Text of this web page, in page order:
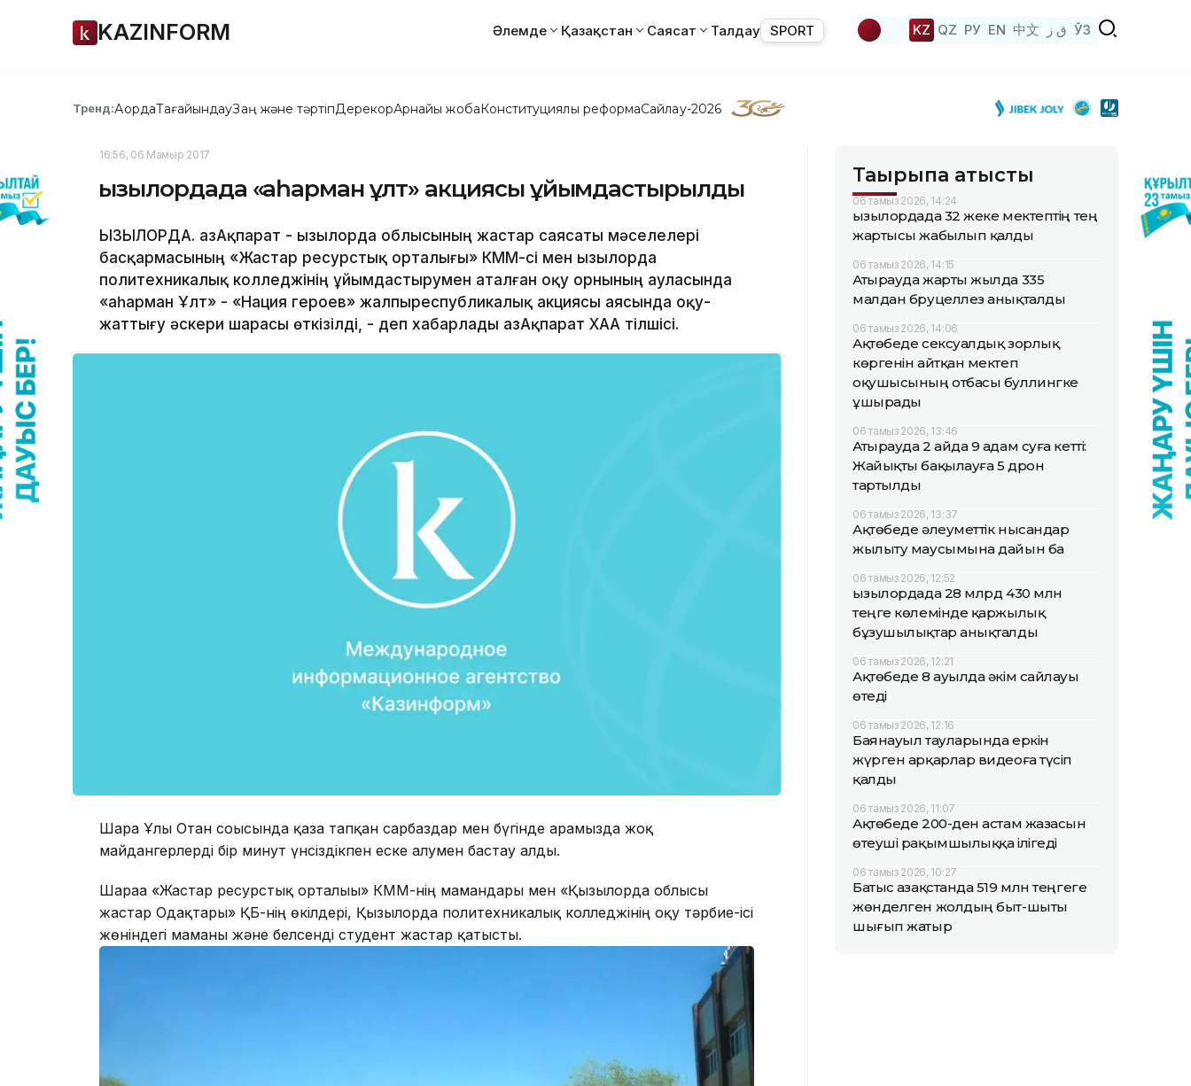
KAZINFORM Әлемде Қазақстан Саясат Талдау SPORT KZ QZ РУ EN 中文 ق ز ЎЗ
Тренд:АқордаТағайындауЗаң және тәртіпДерекқорАрнайы жобаКонституциялық реформаСайлау-2026
16:56, 06 Мамыр 2017
Қызылордада «Қаһарман ұлт» акциясы ұйымдастырылды
ҚЫЗЫЛОРДА. ҚазАқпарат - Қызылорда облысының жастар саясаты мәселелері
басқармасының «Жастар ресурстық орталығы» КММ-сі мен Қызылорда
политехникалық колледжінің ұйымдастырумен аталған оқу орнының ауласында
«Қаһарман Ұлт» - «Нация героев» жалпыреспубликалық акциясы аясында оқу-
жаттығу әскери шарасы өткізілді, - деп хабарлады ҚазАқпарат ХАА тілшісі.
Шара Ұлы Отан соғысында қаза тапқан сарбаздар мен бүгінде арамызда жоқ
майдангерлерді бір минут үнсіздікпен еске алумен бастау алды.
Шараға «Жастар ресурстық орталығы» КММ-нің мамандары мен «Қызылорда облысы
жастар Одақтары» ҚБ-нің өкілдері, Қызылорда политехникалық колледжінің оқу тәрбие-ісі
жөніндегі маманы және белсенді студент жастар қатысты.
Тақырыпқа қатысты
06 тамыз 2026, 14:24
Қызылордада 32 жеке мектептің тең
жартысы жабылып қалды
06 тамыз 2026, 14:15
Атырауда жарты жылда 335
малдан бруцеллез анықталды
06 тамыз 2026, 14:06
Ақтөбеде сексуалдық зорлық
көргенін айтқан мектеп
оқушысының отбасы буллингке
ұшырады
06 тамыз 2026, 13:46
Атырауда 2 айда 9 адам суға кетті:
Жайықты бақылауға 5 дрон
тартылды
06 тамыз 2026, 13:37
Ақтөбеде әлеуметтік нысандар
жылыту маусымына дайын ба
06 тамыз 2026, 12:52
Қызылордада 28 млрд 430 млн
теңге көлемінде қаржылық
бұзушылықтар анықталды
06 тамыз 2026, 12:21
Ақтөбеде 8 ауылда әкім сайлауы
өтеді
06 тамыз 2026, 12:16
Баянауыл тауларында еркін
жүрген арқарлар видеоға түсіп
қалды
06 тамыз 2026, 11:07
Ақтөбеде 200-ден астам жазасын
өтеуші рақымшылыққа ілігеді
06 тамыз 2026, 10:27
Батыс Қазақстанда 519 млн теңгеге
жөнделген жолдың быт-шыты
шығып жатыр